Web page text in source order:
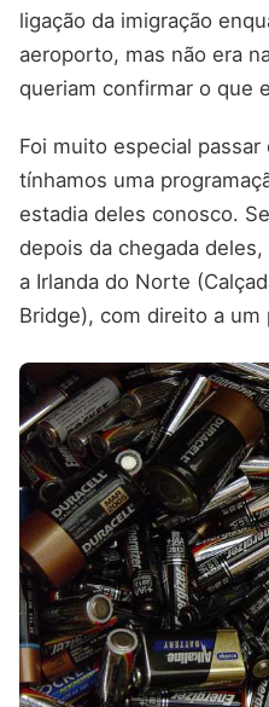
ligação da imigração
aeroporto, mas não era
queriam confirmar o que
Foi muito especial
tínhamos uma
estadia deles conosco.
depois da chegada
a Irlanda do Norte
Bridge), com direito a um